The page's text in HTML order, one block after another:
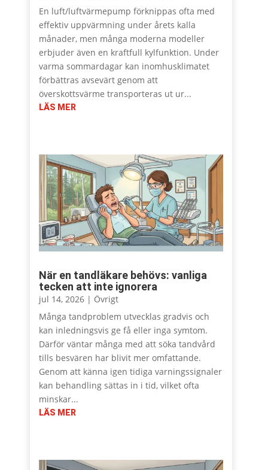
En luft/luftvärmepump förknippas ofta med
effektiv uppvärmning under årets kalla
månader, men många moderna modeller
erbjuder även en kraftfull kylfunktion. Under
varma sommardagar kan inomhusklimatet
förbättras avsevärt genom att
överskottsvärme transporteras ut ur...
LÄS MER
När en tandläkare behövs: vanliga
tecken att inte ignorera
jul 14, 2026| Övrigt
Många tandproblem utvecklas gradvis och
kan inledningsvis ge få eller inga symtom.
Därför väntar många med att söka tandvård
tills besvären har blivit mer omfattande.
Genom att känna igen tidiga varningssignaler
kan behandling sättas in i tid, vilket ofta
minskar...
LÄS MER